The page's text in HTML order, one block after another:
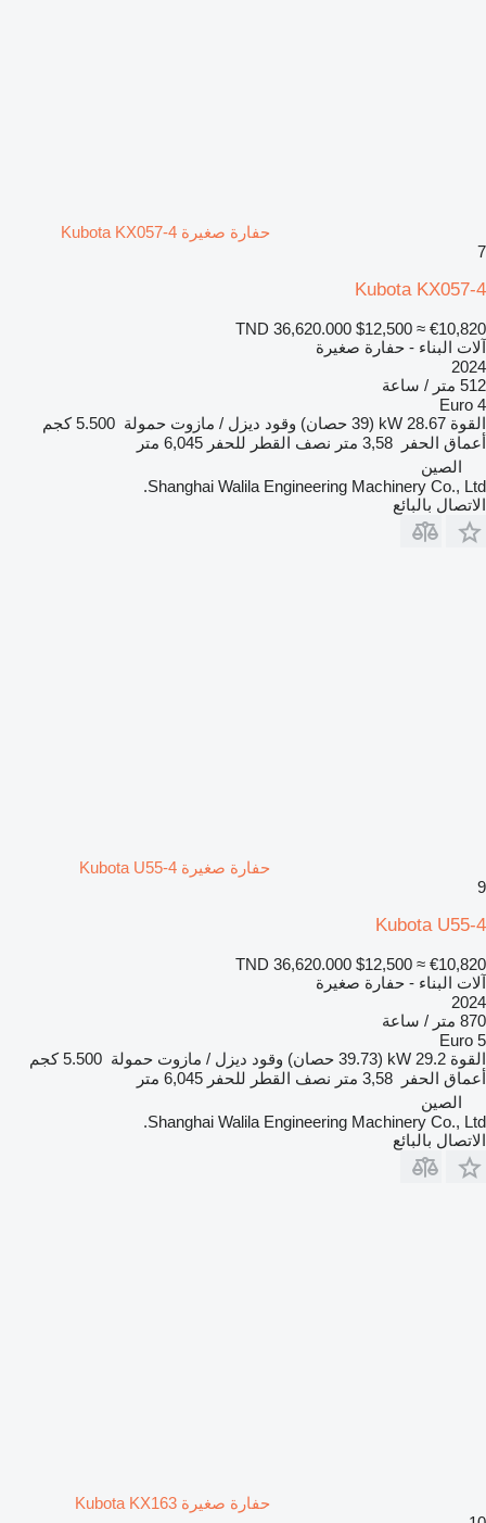
حفارة صغيرة Kubota KX057-4
7
Kubota KX057-4
TND 36,620.000 $12,500 ≈ €10,820
آلات البناء - حفارة صغيرة
2024
512 متر / ساعة
Euro 4
القوة 28.67 kW (39 حصان) وقود ديزل / مازوت حمولة 5.500 كجم
أعماق الحفر
3,58 متر نصف القطر للحفر 6,045 متر
الصين
Shanghai Walila Engineering Machinery Co., Ltd.
الاتصال بالبائع
حفارة صغيرة Kubota U55-4
9
Kubota U55-4
TND 36,620.000 $12,500 ≈ €10,820
آلات البناء - حفارة صغيرة
2024
870 متر / ساعة
Euro 5
القوة 29.2 kW (39.73 حصان) وقود ديزل / مازوت حمولة 5.500 كجم
أعماق الحفر
3,58 متر نصف القطر للحفر 6,045 متر
الصين
Shanghai Walila Engineering Machinery Co., Ltd.
الاتصال بالبائع
حفارة صغيرة Kubota KX163